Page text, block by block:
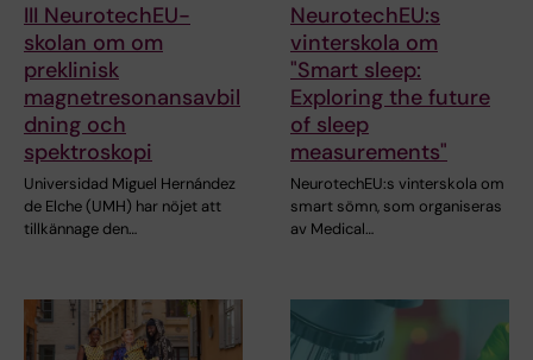
III NeurotechEU-
skolan om om
preklinisk
magnetresonansavbil
dning och
spektroskopi
Universidad Miguel Hernández
de Elche (UMH) har nöjet att
tillkännage den…
NeurotechEU:s
vinterskola om
"Smart sleep:
Exploring the future
of sleep
measurements"
NeurotechEU:s vinterskola om
smart sömn, som organiseras
av Medical…